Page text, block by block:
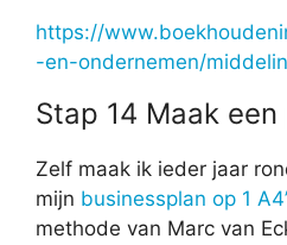
https://
-en-ondernemen/
Stap 14 Maak
Zelf maak ik ieder jaar
mijn businessplan op 1
methode van Marc van